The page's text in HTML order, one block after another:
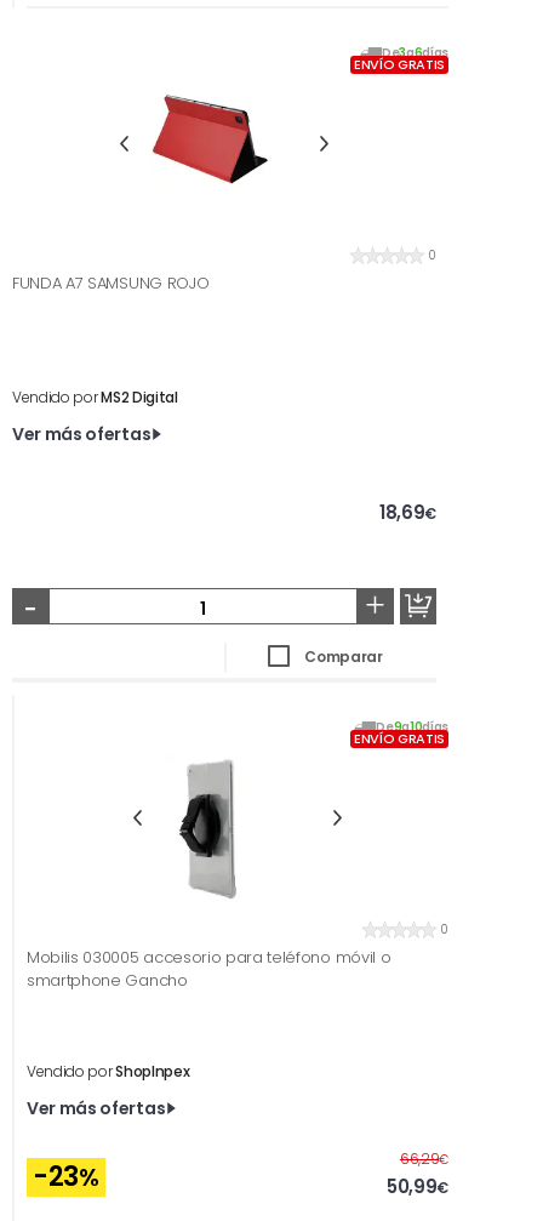
De3a6días
ENVÍO GRATIS
0
FUNDA A7 SAMSUNG ROJO
Vendido porMS2 Digital
Ver más ofertas
18,69€
- +
Comparar
De9a10días
ENVÍO GRATIS
0
Mobilis 030005 accesorio para teléfono móvil o
smartphone Gancho
Vendido porShopInpex
Ver más ofertas
-23%
66,29€Antes
50,99€